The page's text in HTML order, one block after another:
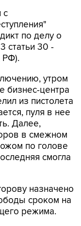
с
по делу о
статьи 30 -
РФ).
утром
бизнес-центра
из пистолета
пуля в нее
Далее,
в смежном
по голове
смогла
назначено
сроком на
режима.